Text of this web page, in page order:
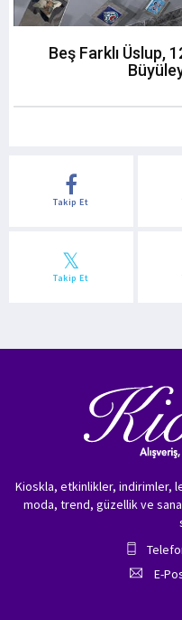
Beş Farklı Üslup,
Takip Et
Takip Et
Kioskla, etkinlikler, indirimler,
moda, trend, güzellik ve
E-